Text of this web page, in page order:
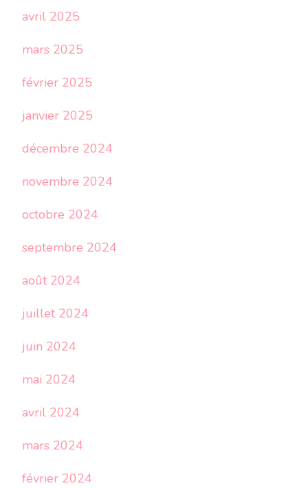
avril 2025
mars 2025
février 2025
janvier 2025
décembre 2024
novembre 2024
octobre 2024
septembre 2024
août 2024
juillet 2024
juin 2024
mai 2024
avril 2024
mars 2024
février 2024